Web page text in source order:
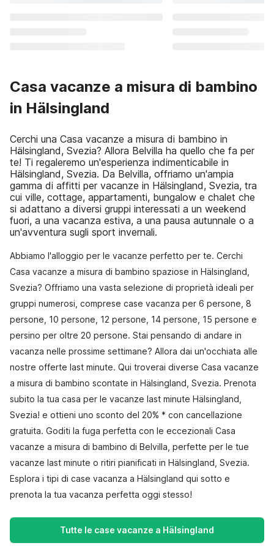
Casa vacanze a misura di bambino
in Hälsingland
Cerchi una Casa vacanze a misura di bambino in
Hälsingland, Svezia? Allora Belvilla ha quello che fa per
te! Ti regaleremo un'esperienza indimenticabile in
Hälsingland, Svezia. Da Belvilla, offriamo un'ampia
gamma di affitti per vacanze in Hälsingland, Svezia, tra
cui ville, cottage, appartamenti, bungalow e chalet che
si adattano a diversi gruppi interessati a un weekend
fuori, a una vacanza estiva, a una pausa autunnale o a
un'avventura sugli sport invernali.
Abbiamo l'alloggio per le vacanze perfetto per te. Cerchi
Casa vacanze a misura di bambino spaziose in Hälsingland,
Svezia? Offriamo una vasta selezione di proprietà ideali per
gruppi numerosi, comprese case vacanza per 6 persone, 8
persone, 10 persone, 12 persone, 14 persone, 15 persone e
persino per oltre 20 persone. Stai pensando di andare in
vacanza nelle prossime settimane? Allora dai un'occhiata alle
nostre offerte last minute. Qui troverai diverse Casa vacanze
a misura di bambino scontate in Hälsingland, Svezia. Prenota
subito la tua casa per le vacanze last minute Hälsingland,
Svezia! e ottieni uno sconto del 20% * con cancellazione
gratuita. Goditi la fuga perfetta con le eccezionali Casa
vacanze a misura di bambino di Belvilla, perfette per le tue
vacanze last minute o ritiri pianificati in Hälsingland, Svezia.
Esplora i tipi di case vacanza a Hälsingland qui sotto e
prenota la tua vacanza perfetta oggi stesso!
Tutte le case vacanze a Hälsingland